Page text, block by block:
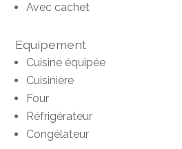
Avec cachet
Equipement
Cuisine équipée
Cuisinière
Four
Réfrigérateur
Congélateur